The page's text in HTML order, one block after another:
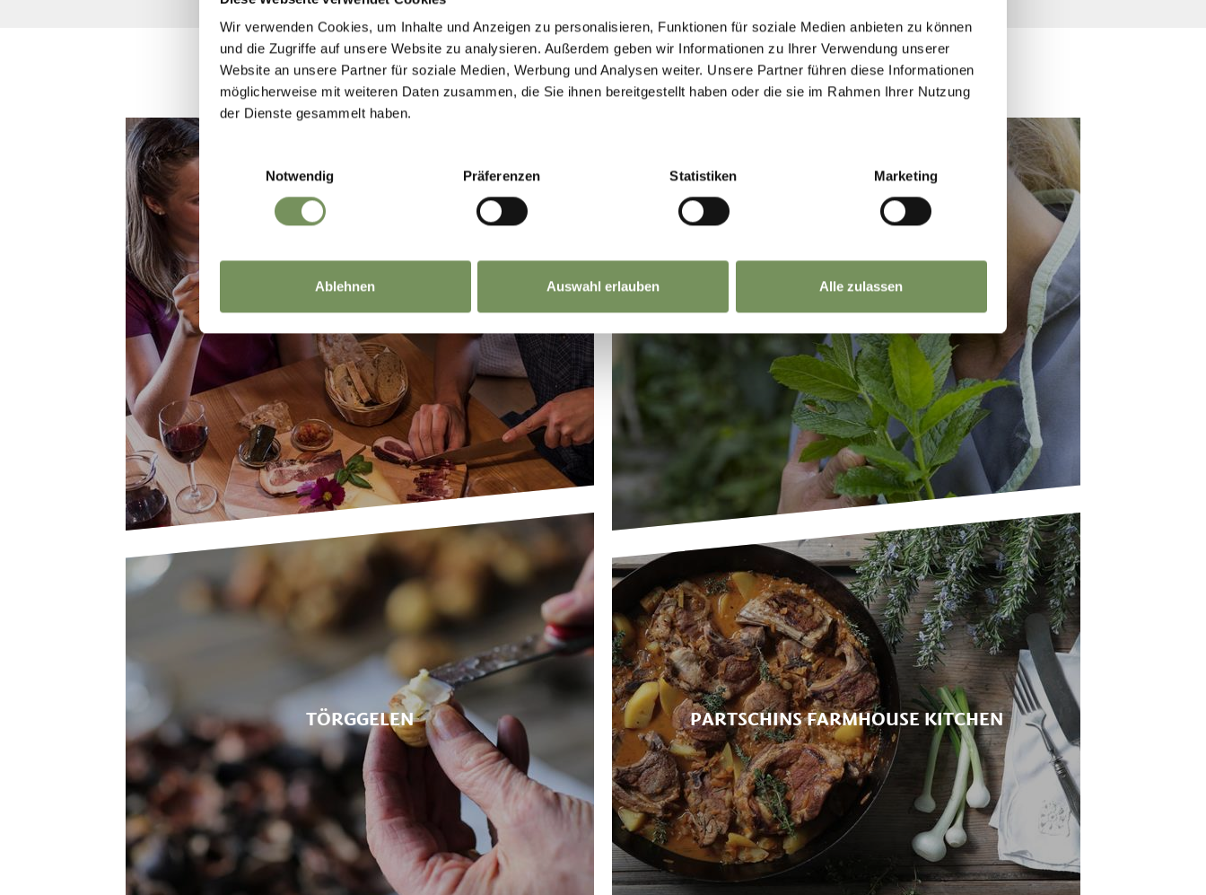
Wir verwenden Cookies, um Inhalte und Anzeigen zu personalisieren, Funktionen für soziale Medien anbieten zu können
und die Zugriffe auf unsere Website zu analysieren. Außerdem geben wir Informationen zu Ihrer Verwendung unserer
Website an unsere Partner für soziale Medien, Werbung und Analysen weiter. Unsere Partner führen diese Informationen
möglicherweise mit weiteren Daten zusammen, die Sie ihnen bereitgestellt haben oder die sie im Rahmen Ihrer Nutzung
der Dienste gesammelt haben.
Einwilligungsauswahl
Notwendig
Präferenzen Statistiken Marketing
Ablehnen Auswahl erlauben Alle zulassen
TÖRGGELEN PARTSCHINS FARMHOUSE KITCHEN